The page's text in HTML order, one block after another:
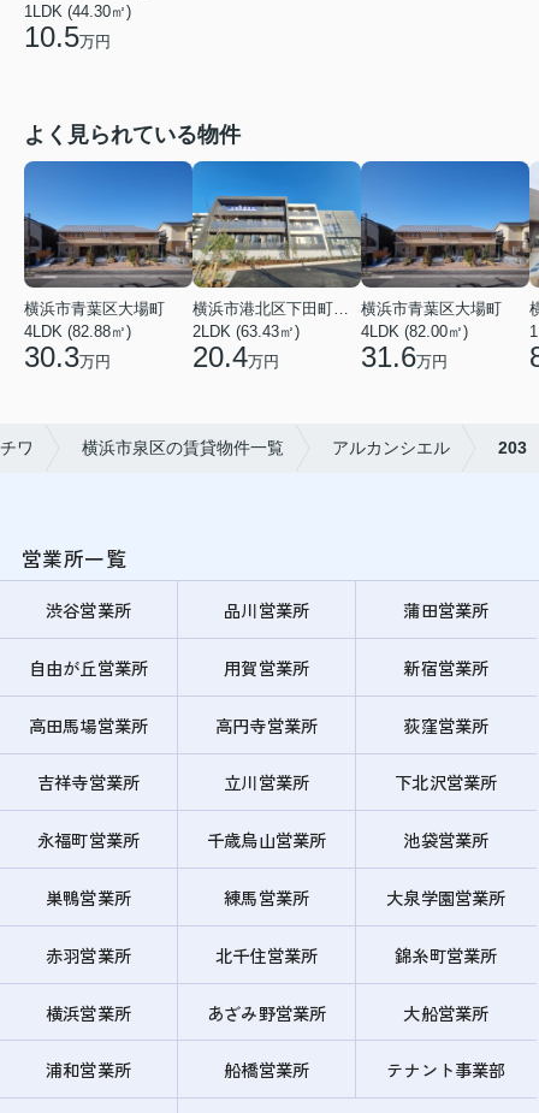
1LDK (44.30㎡)
10.5万円
よく見られている物件
横浜市青葉区大場町
4LDK (82.88㎡)
30.3万円
2LDK (63.43㎡)
20.4万円
横浜市青葉区大場町
4LDK (82.00㎡)
31.6万円
ワ 横浜市泉区の賃貸物件一覧 アルカンシエル 203
営業所一覧
渋谷営業所 品川営業所 蒲田営業所
自由が丘営業所 用賀営業所 新宿営業所
高田馬場営業所 高円寺営業所 荻窪営業所
吉祥寺営業所 立川営業所 下北沢営業所
永福町営業所 千歳烏山営業所 池袋営業所
巣鴨営業所 練馬営業所 大泉学園営業所
赤羽営業所 北千住営業所 錦糸町営業所
横浜営業所 あざみ野営業所 大船営業所
浦和営業所 船橋営業所 テナント事業部